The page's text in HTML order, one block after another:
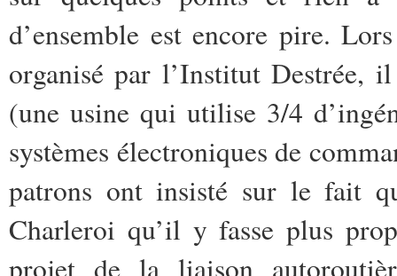
d’ensemble est encore pire.
organisé par l’Institut Destrée, il
(une usine qui utilise 3/4
systèmes électroniques de
patrons ont insisté sur le fait
Charleroi qu’il y fasse plus
projet de la liaison